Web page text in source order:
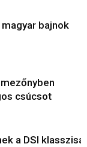
bajnok
csúcsot
a DSI klasszisai